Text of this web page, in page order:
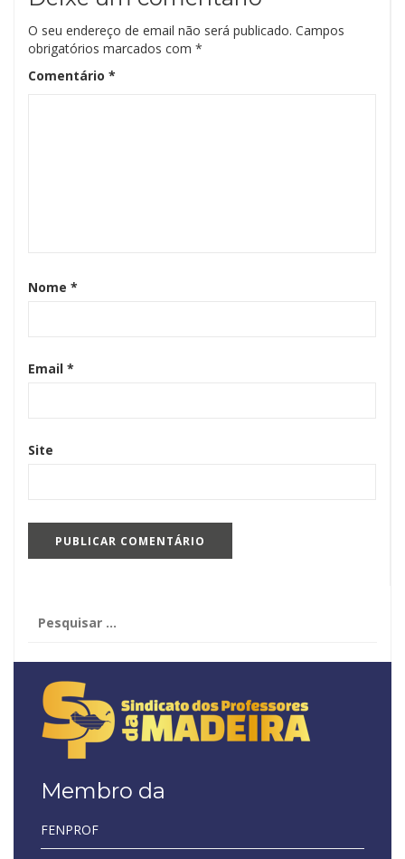
O seu endereço de email não será publicado. Campos
obrigatórios marcados com *
Comentário *
Nome *
Email *
Site
por:
Membro da
FENPROF